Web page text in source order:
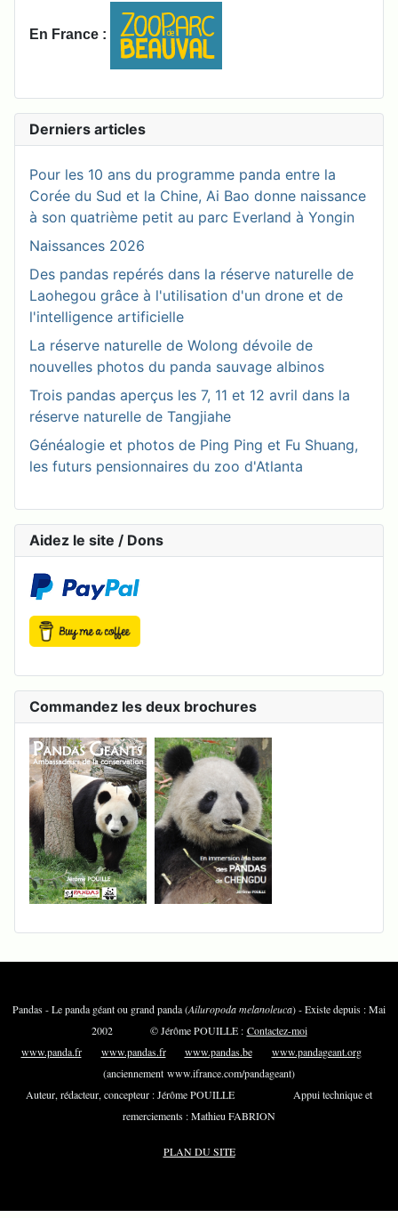
En France :
Derniers articles
Pour les 10 ans du programme panda entre la
Corée du Sud et la Chine, Ai Bao donne naissance
à son quatrième petit au parc Everland à Yongin
Naissances 2026
Des pandas repérés dans la réserve naturelle de
Laohegou grâce à l'utilisation d'un drone et de
l'intelligence artificielle
La réserve naturelle de Wolong dévoile de
nouvelles photos du panda sauvage albinos
Trois pandas aperçus les 7, 11 et 12 avril dans la
réserve naturelle de Tangjiahe
Généalogie et photos de Ping Ping et Fu Shuang,
les futurs pensionnaires du zoo d'Atlanta
Aidez le site / Dons
Commandez les deux brochures
Pandas - Le panda géant ou grand panda (Ailuropoda melanoleuca) - Existe depuis : Mai
2002 © Jérôme POUILLE : Contactez-moi
www.panda.fr
www.pandas.fr www.pandas.be
www.pandageant.org
(anciennement www.ifrance.com/pandageant)
Auteur, rédacteur, concepteur : Jérôme POUILLE Appui technique et
remerciements : Mathieu FABRION
PLAN DU SITE